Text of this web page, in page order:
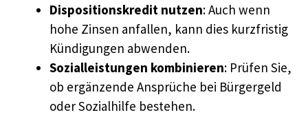
Dispositionskredit nutzen: Auch wenn
hohe Zinsen anfallen, kann dies kurzfristig
Kündigungen abwenden.
Sozialleistungen kombinieren: Prüfen Sie,
ob ergänzende Ansprüche bei Bürgergeld
oder Sozialhilfe bestehen.